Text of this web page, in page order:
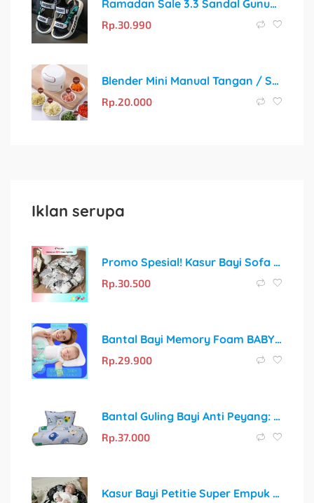
Ramadan Sale 3.3 Sandal Gunung Kekinian Anti Slip untuk Anak
Rp.30.990
Blender Mini Manual Tangan / Speedy Chopper 170ML
Rp.20.000
Iklan serupa
Promo Spesial! Kasur Bayi Sofa dengan Sabuk Pengaman + Gratis Bantal Peyang Crown
Rp.30.500
Bantal Bayi Memory Foam BABY COMFY CLASSIC – Solusi Tidur Nyaman dan Cegah Kepala Peyang
Rp.29.900
Bantal Guling Bayi Anti Peyang: Solusi Tidur Nyaman dan Cerdas untuk Si Kecil
Rp.37.000
Kasur Bayi Petitie Super Empuk dan Motif Gemoy untuk Tidur Nyaman Si Kecil